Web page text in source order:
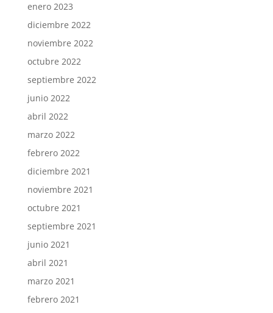
enero 2023
diciembre 2022
noviembre 2022
octubre 2022
septiembre 2022
junio 2022
abril 2022
marzo 2022
febrero 2022
diciembre 2021
noviembre 2021
octubre 2021
septiembre 2021
junio 2021
abril 2021
marzo 2021
febrero 2021